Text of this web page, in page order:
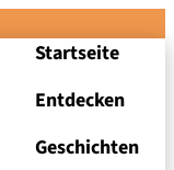
Startseite
Entdecken
Geschichten